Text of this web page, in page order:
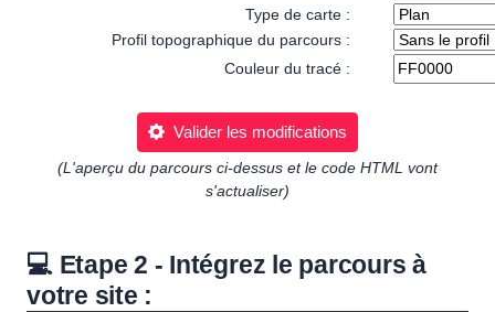
Type de carte :
Profil topographique du parcours :
Couleur du tracé :
Valider les modifications
(L'aperçu du parcours ci-dessus et le code HTML vont
s'actualiser)
💻 Etape 2 - Intégrez le parcours à
votre site :